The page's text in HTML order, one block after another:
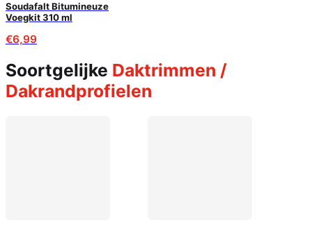
Soudafalt Bitumineuze
Voegkit 310 ml
€6,99
Soortgelijke Daktrimmen /
Dakrandprofielen